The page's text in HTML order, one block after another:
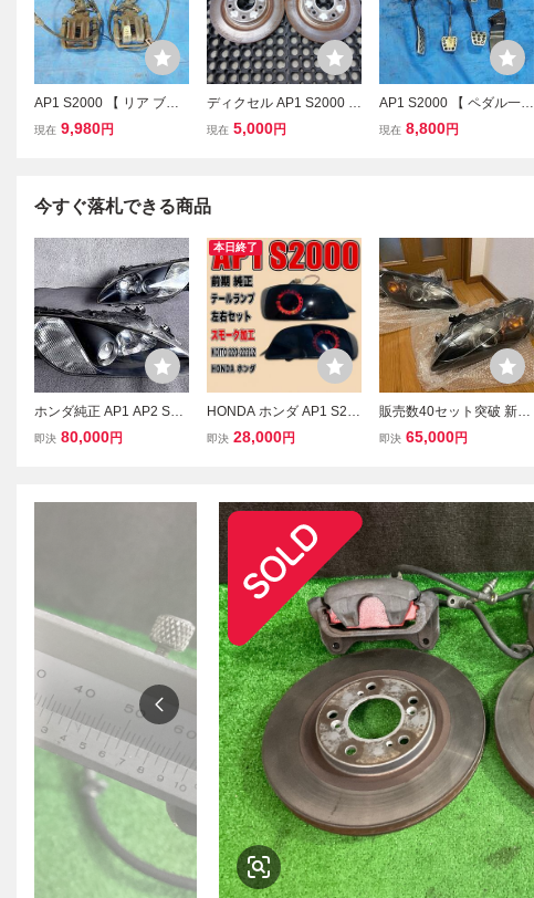
AP1 S2000 【 リア ブレ
ーキ キャリパー 】 純正
現在 9,980円
ディクセル AP1 S2000 F
20C リア ローター 左右
現在 5,000円
AP1 S2000 【 ペダル一式
アクセル クラッチ ブレー
現在 8,800円
今すぐ落札できる商品
ホンダ純正 AP1 AP2 S20
00 前期 100型 純正 ヘッ
即決 80,000円
本日終了
HONDA ホンダ AP1 S20
00 前期 純正 テールラン
即決 28,000円
販売数40セット突破 新品
S2000 AP1 後期 AP2 純
渡し可
即決 65,000円